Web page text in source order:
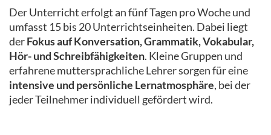
Der Unterricht erfolgt an fünf Tagen pro Woche und
umfasst 15 bis 20 Unterrichtseinheiten. Dabei liegt
derFokus auf Konversation, Grammatik, Vokabular,
Hör- und Schreibfähigkeiten. Kleine Gruppen und
erfahrene muttersprachliche Lehrer sorgen für eine
intensive und persönliche Lernatmosphäre, bei der
jeder Teilnehmer individuell gefördert wird.